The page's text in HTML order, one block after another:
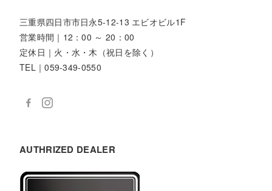
三重県四日市市日永5-12-13 エビオビル1F
営業時間｜12：00 ～ 20：00
定休日｜火・水・木（祝日を除く）
TEL｜059-349-0550
AUTHRIZED DEALER